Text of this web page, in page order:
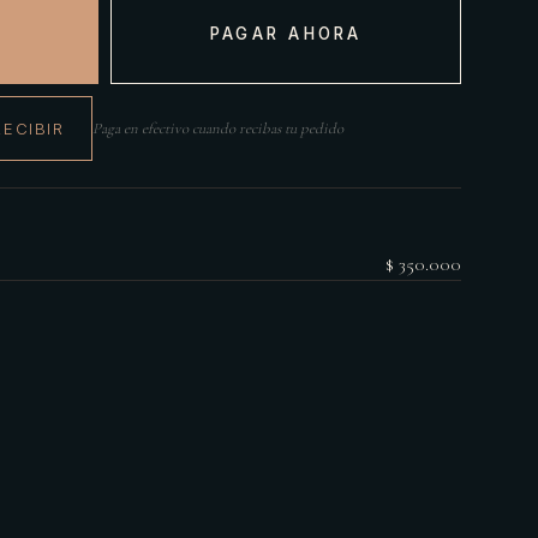
PAGAR AHORA
Paga en efectivo cuando recibas tu pedido
$ 350.000